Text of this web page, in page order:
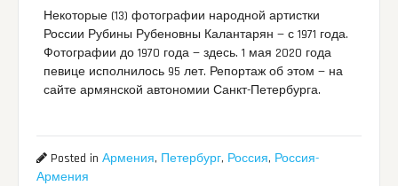
Некоторые (13) фотографии народной артистки
России Рубины Рубеновны Калантарян — с 1971 года.
Фотографии до 1970 года — здесь. 1 мая 2020 года
певице исполнилось 95 лет. Репортаж об этом — на
сайте армянской автономии Санкт-Петербурга.
Posted inАрмения, Петербург, Россия, Россия-
Армения